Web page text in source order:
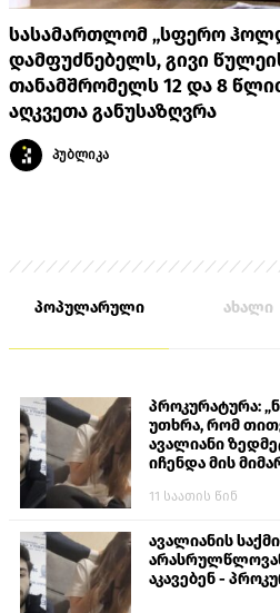
სასამართლომ „სფერო
დამფუძნებელს, გივი
თანამშრომელს 12 და 8
აღკვეთა განუსაზღვრა
პუბლიკა
პოპულარული ახალი
პროკურატურა:
უთხრა, რომ
ავალიანი
იჩენდა მის
თავს დასხმოდა
11 საათის წინ
ავალიანის
აკავებენ -